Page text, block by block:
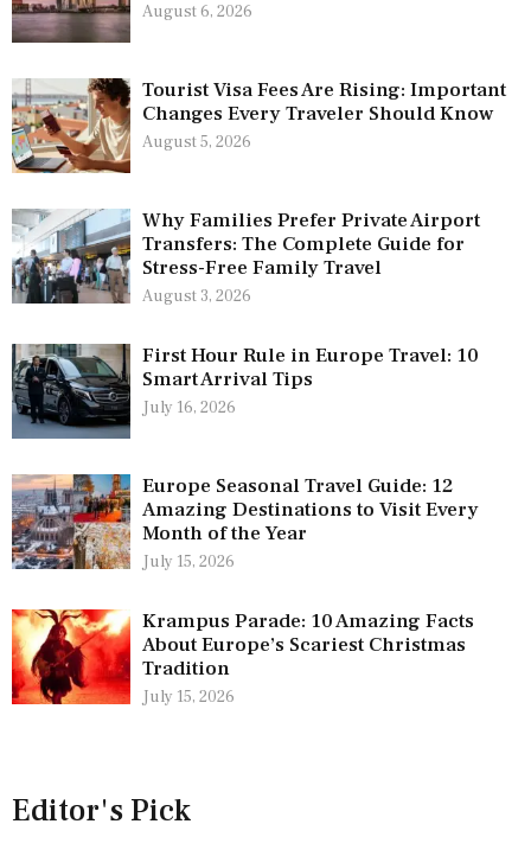
August 6, 2026
Tourist Visa Fees Are Rising: Important
Changes Every Traveler Should Know
August 5, 2026
Why Families Prefer Private Airport
Transfers: The Complete Guide for
Stress-Free Family Travel
August 3, 2026
First Hour Rule in Europe Travel: 10
Smart Arrival Tips
July 16, 2026
Europe Seasonal Travel Guide: 12
Amazing Destinations to Visit Every
Month of the Year
July 15, 2026
Krampus Parade: 10 Amazing Facts
About Europe’s Scariest Christmas
Tradition
July 15, 2026
Editor's Pick